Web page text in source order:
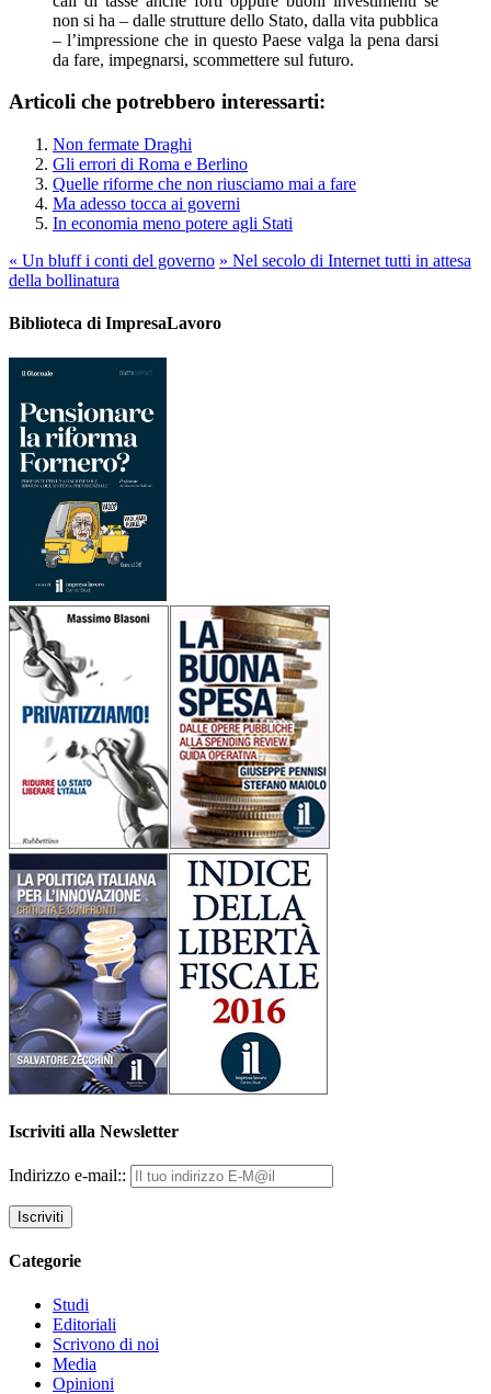
non si ha – dalle strutture dello Stato, dalla vita pubblica
– l’impressione che in questo Paese valga la pena darsi
da fare, impegnarsi, scommettere sul futuro.
Articoli che potrebbero interessarti:
Non fermate Draghi
Gli errori di Roma e Berlino
Quelle riforme che non riusciamo mai a fare
Ma adesso tocca ai governi
In economia meno potere agli Stati
« Un bluff i conti del governo » Nel secolo di Internet tutti in attesa
della bollinatura
Biblioteca di ImpresaLavoro
Iscriviti alla Newsletter
Indirizzo e-mail::
Categorie
Studi
Editoriali
Scrivono di noi
Media
Opinioni